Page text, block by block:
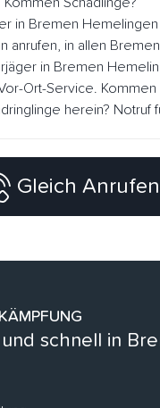
in Bremen
anrufen, in allen
in Bremen
Ort-Service.
herein? Notruf
Gleich Anrufen
schnell in